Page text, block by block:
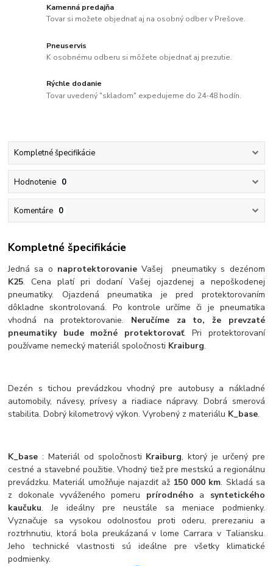
Kamenná predajňa
Tovar si možete objednať aj na osobný odber v Prešove.
Pneuservis
K osobnému odberu si môžete objednať aj prezutie.
Rýchle dodanie
Tovar uvedený "skladom" expedujeme do 24-48 hodín.
Kompletné špecifikácie
Hodnotenie 0
Komentáre 0
Kompletné špecifikácie
Jedná sa o naprotektorovanie Vašej pneumatiky s dezénom
K25. Cena platí pri dodaní Vašej ojazdenej a nepoškodenej
pneumatiky. Ojazdená pneumatika je pred protektorovaním
dôkladne skontrolovaná. Po kontrole určíme či je pneumatika
vhodná na protektorovanie. Neručíme za to, že prevzaté
pneumatiky bude možné protektorovať. Pri protektorovaní
používame nemecký materiál spoločnosti Kraiburg.
Dezén s tichou prevádzkou vhodný pre autobusy a nákladné
automobily, návesy, prívesy a riadiace nápravy. Dobrá smerová
stabilita. Dobrý kilometrový výkon. Vyrobený z materiálu K_base.
K_base : Materiál od spoločnosti Kraiburg, ktorý je určený pre
cestné a stavebné použitie. Vhodný tiež pre mestskú a regionálnu
prevádzku. Materiál umožňuje najazdiť až 150 000 km. Skladá sa
z dokonale vyváženého pomeru prírodného a syntetického
kaučuku. Je ideálny pre neustále sa meniace podmienky.
Vyznačuje sa vysokou odolnosťou proti oderu, prerezaniu a
roztrhnutiu, ktorá bola preukázaná v lome Carrara v Taliansku.
Jeho technické vlastnosti sú ideálne pre všetky klimatické
podmienky.